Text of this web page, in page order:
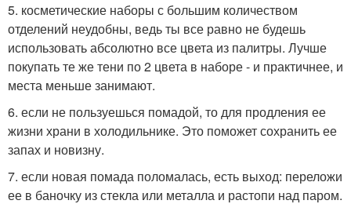
5. косметические наборы с большим количеством
отделений неудобны, ведь ты все равно не будешь
использовать абсолютно все цвета из палитры. Лучше
покупать те же тени по 2 цвета в наборе - и практичнее, и
места меньше занимают.
6. если не пользуешься помадой, то для продления ее
жизни храни в холодильнике. Это поможет сохранить ее
запах и новизну.
7. если новая помада поломалась, есть выход: переложи
ее в баночку из стекла или металла и растопи над паром.